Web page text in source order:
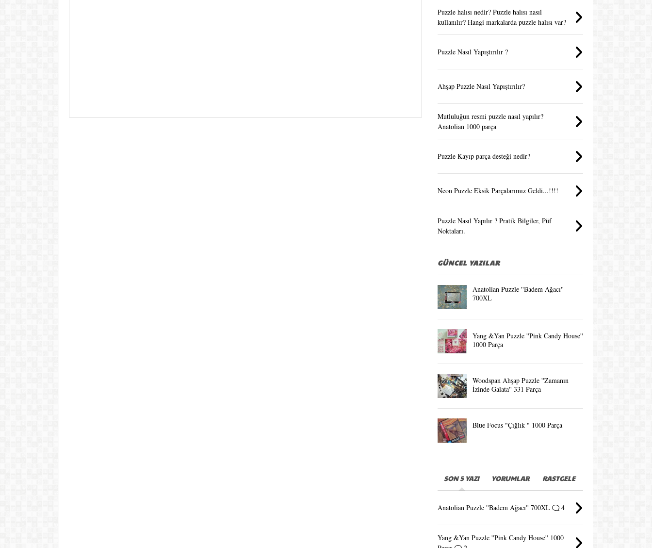
Puzzle halısı nedir? Puzzle halısı nasıl
kullanılır? Hangi markalarda puzzle halısı var?
Puzzle Nasıl Yapıştırılır ?
Ahşap Puzzle Nasıl Yapıştırılır?
Mutluluğun resmi puzzle nasıl yapılır?
Anatolian 1000 parça
Puzzle Kayıp parça desteği nedir?
Neon Puzzle Eksik Parçalarımız Geldi...!!!!
Puzzle Nasıl Yapılır ? Pratik Bilgiler, Püf
Noktaları.
GÜNCEL YAZILAR
Anatolian Puzzle ''Badem Ağacı''
700XL
Yang &Yan Puzzle ''Pink Candy House''
1000 Parça
Woodspan Ahşap Puzzle ''Zamanın
İzinde Galata'' 331 Parça
Blue Focus "Çığlık " 1000 Parça
SON 5 YAZI YORUMLAR RASTGELE
Anatolian Puzzle ''Badem Ağacı'' 700XL 4
Yang &Yan Puzzle ''Pink Candy House'' 1000